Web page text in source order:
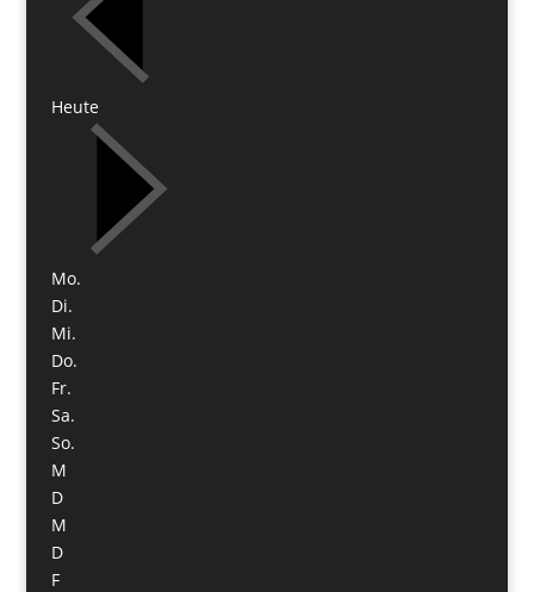
Heute
Mo.
Di.
Mi.
Do.
Fr.
Sa.
So.
M
D
M
D
F